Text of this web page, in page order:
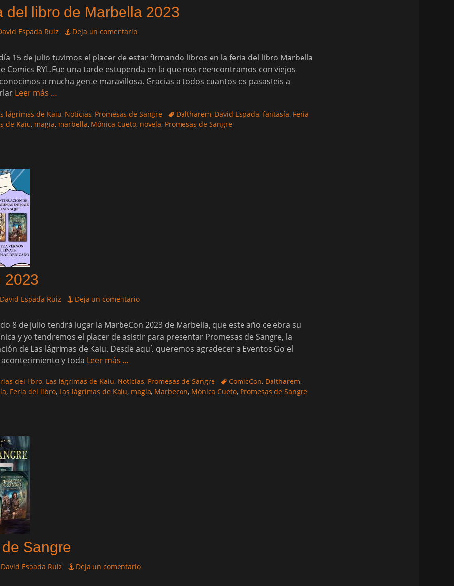
del libro de Marbella 2023
Espada Ruiz Deja un comentario
15 de julio tuvimos el placer de estar firmando libros en la feria del libro Marbella
Comics RYL.Fue una tarde estupenda en la que nos reencontramos con viejos
a mucha gente maravillosa. Gracias a todos cuantos os pasasteis a
Leer más …
lágrimas de Kaiu, Noticias, Promesas de Sangre Etiquetas
Daltharem, David Espada, fantasía, Feria
de Kaiu, magia, marbella, Mónica Cueto, novela, Promesas de Sangre
2023
David Espada Ruiz Deja un comentario
8 de julio tendrá lugar la MarbeCon 2023 de Marbella, que este año celebra su
y yo tendremos el placer de asistir para presentar Promesas de Sangre, la
de Las lágrimas de Kaiu. Desde aquí, queremos agradecer a Eventos Go el
y toda Leer más …
del libro, Las lágrimas de Kaiu, Noticias, Promesas de Sangre Etiquetas
ComicCon, Daltharem,
, Feria del libro, Las lágrimas de Kaiu, magia, Marbecon, Mónica Cueto, Promesas de Sangre
Sangre
David Espada Ruiz Deja un comentario